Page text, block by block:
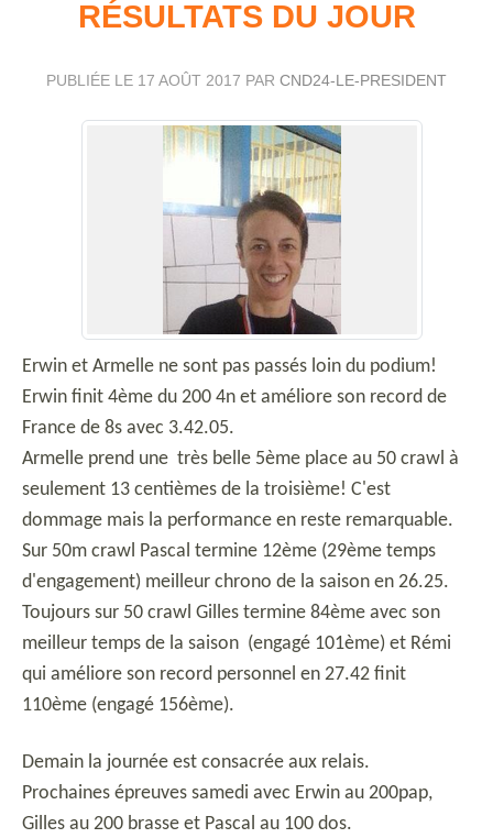
RÉSULTATS DU JOUR
PUBLIÉE LE 17 AOÛT 2017 PAR CND24-LE-PRESIDENT
Erwin et Armelle ne sont pas passés loin du podium!
Erwin finit 4ème du 200 4n et améliore son record de
France de 8s avec 3.42.05.
Armelle prend une très belle 5ème place au 50 crawl à
seulement 13 centièmes de la troisième! C'est
dommage mais la performance en reste remarquable.
Sur 50m crawl Pascal termine 12ème (29ème temps
d'engagement) meilleur chrono de la saison en 26.25.
Toujours sur 50 crawl Gilles termine 84ème avec son
meilleur temps de la saison (engagé 101ème) et Rémi
qui améliore son record personnel en 27.42 finit
110ème (engagé 156ème).
Demain la journée est consacrée aux relais.
Prochaines épreuves samedi avec Erwin au 200pap,
Gilles au 200 brasse et Pascal au 100 dos.